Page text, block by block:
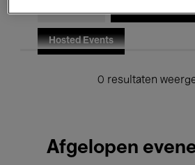
Hosted Events
0 resultaten
Afgelopen